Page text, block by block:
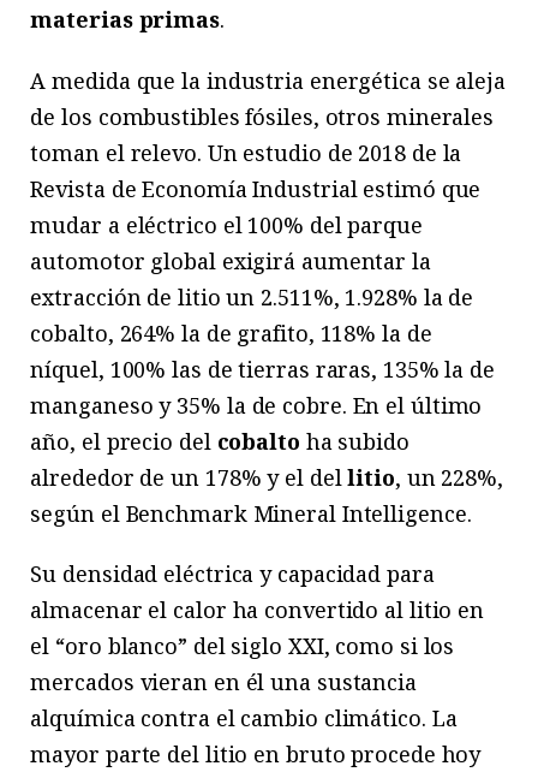
materias primas.
A medida que la industria energética se aleja
de los combustibles fósiles, otros minerales
toman el relevo. Un estudio de 2018 de la
Revista de Economía Industrial estimó que
mudar a eléctrico el 100% del parque
automotor global exigirá aumentar la
extracción de litio un 2.511%, 1.928% la de
cobalto, 264% la de grafito, 118% la de
níquel, 100% las de tierras raras, 135% la de
manganeso y 35% la de cobre. En el último
año, el precio del cobalto ha subido
alrededor de un 178% y el dellitio, un 228%,
según el Benchmark Mineral Intelligence.
Su densidad eléctrica y capacidad para
almacenar el calor ha convertido al litio en
el “oro blanco” del siglo XXI, como si los
mercados vieran en él una sustancia
alquímica contra el cambio climático. La
mayor parte del litio en bruto procede hoy